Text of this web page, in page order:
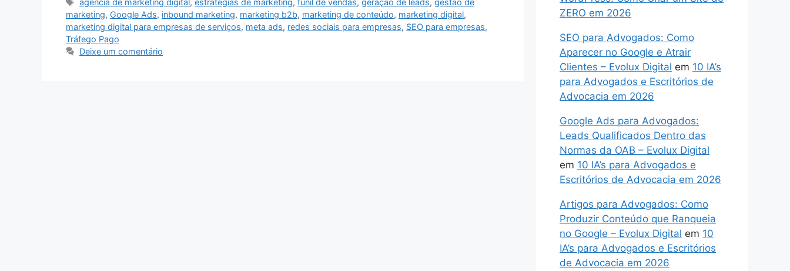
agência de marketing digital,estratégias de marketing,funil de vendas,geração de leads,gestão de
marketing, Google Ads, inbound marketing, marketing b2b, marketing de conteúdo, marketing digital,
marketing digital para empresas de serviços, meta ads, redes sociais para empresas, SEO para empresas,
Tráfego Pago
Deixe um comentário
ZERO em 2026
SEO para Advogados: Como
Aparecer no Google e Atrair
Clientes – Evolux Digital em 10 IA’s
para Advogados e Escritórios de
Advocacia em 2026
Google Ads para Advogados:
Leads Qualificados Dentro das
Normas da OAB – Evolux Digital
em 10 IA’s para Advogados e
Escritórios de Advocacia em 2026
Artigos para Advogados: Como
Produzir Conteúdo que Ranqueia
no Google – Evolux Digital em 10
IA’s para Advogados e Escritórios
de Advocacia em 2026